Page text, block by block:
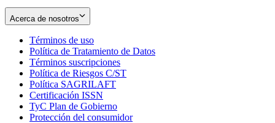
Acerca de nosotros
Términos de uso
in
new
window
Política de Tratamiento de Datos
Términos suscripciones
in
Política de Riesgos C/ST
Política SAGRILAFT
new
window
Certificación ISSN
in
new
TyC Plan de Gobierno
in
Protección del consumidorOpens